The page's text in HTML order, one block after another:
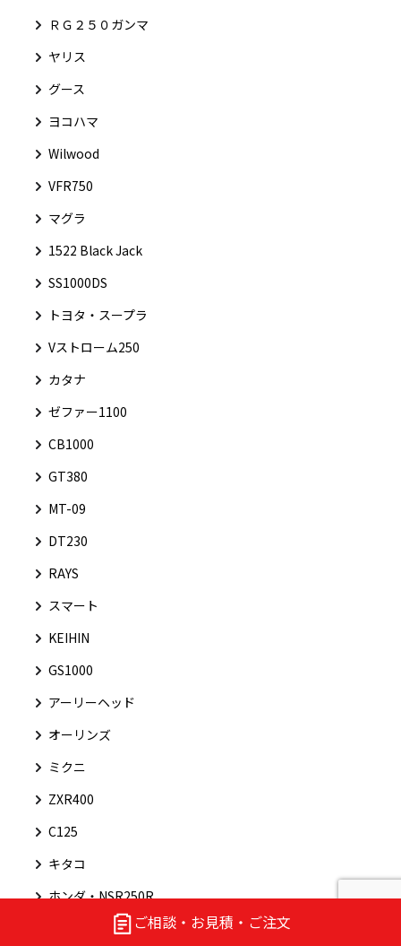
ご相談・お見積・ご注文
ＲＧ２５０ガンマ
ヤリス
グース
ヨコハマ
Wilwood
VFR750
マグラ
1522 Black Jack
SS1000DS
トヨタ・スープラ
Vストローム250
カタナ
ゼファー1100
CB1000
GT380
MT-09
DT230
RAYS
スマート
KEIHIN
GS1000
アーリーヘッド
オーリンズ
ミクニ
ZXR400
C125
キタコ
ホンダ・NSR250R
CB750FOUR